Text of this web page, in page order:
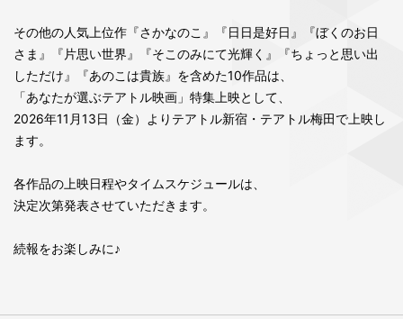
その他の人気上位作『さかなのこ』『日日是好日』『ぼくのお日
さま』『片思い世界』『そこのみにて光輝く』『ちょっと思い出
しただけ』『あのこは貴族』を含めた10作品は、
「あなたが選ぶテアトル映画」特集上映として、
2026年11月13日（金）よりテアトル新宿・テアトル梅田で上映し
ます。
各作品の上映日程やタイムスケジュールは、
決定次第発表させていただきます。
続報をお楽しみに♪